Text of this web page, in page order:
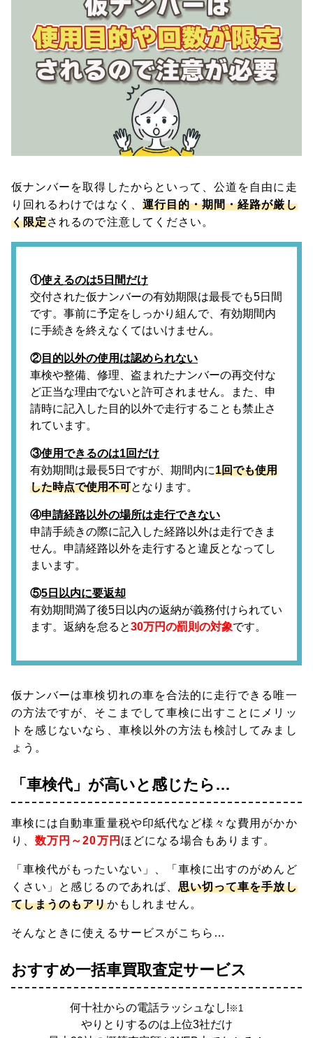
仮ナンバーを取得したからといって、公道を自由に走
り回れるわけではなく、 運行目的・期間・経路が厳し
く限定されるので注意してください。
①使えるのは5日間だけ
交付された仮ナンバーの有効期限は最長でも5日間
です。事前に予定をしっかり組んで、有効期間内
に手続きを終えなくてはいけません。
②目的以外の使用は認められない
車検や整備、修理、盗まれたナンバーの再交付な
ど正当な理由でないと許可されません。また、申
請時に記入した目的以外で走行することも禁止さ
れています。
③使用できるのは1回だけ
有効期間は最長5日ですが、期間内に1回でも使用
した時点で使用不可となります。
④申請経路以外の場所は走行できない
申請手続きの際に記入した経路以外は走行できま
せん。申請経路以外を走行すると違反となってし
まいます。
⑤5日以内に要返却
有効期間満了後5日以内の返納が義務付けられてい
ます。返納を怠ると30万円の罰則の対象です。
仮ナンバーは車検切れの車を合法的に走行できる唯一
の方法ですが、そこまでして車検に出すことにメリッ
トを感じないなら、車検以外の方法も検討してみまし
ょう。
「車検代」が高いと感じたら…
車検には自動車重量税や印紙代など様々な費用がかか
り、数万円～20万円 ほどになる場合もあります。
「車検代がもったいない」、「車検に出すのがめんど
くさい」と感じるのであれば、 思い切って車を手放し
てしまうのもアリかもしれません。
そんなときに使えるサービスがこちら…
おすすめ一括車買取査定サービス
何十社からの電話ラッシュなし! ※1
やりとりするのは上位3社だけ